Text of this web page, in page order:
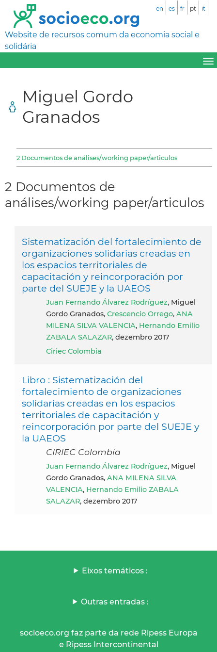
Website de recursos comum da economia social e
solidária
en es fr pt it
Miguel Gordo
Granados
2 Documentos de análises/working paper/articulos
2 Documentos de
análises/working paper/articulos
Sistematización del fortalecimiento de
organizaciones solidarias creadas en
los espacios territoriales de
capacitación y reincorporación por
parte del SUEJE y la UAEOS
Juan Fernando Álvarez Rodríguez, Miguel
Gordo Granados, Crescencio Orrego, ANA
MILENA SILVA VALENCIA, Hernando Emilio
ZABALA SALAZAR, dezembro 2017
Ciriec Colombia
Libro : Sistematización del
fortalecimiento de organizaciones
solidarias creadas en los espacios
territoriales de capacitación y
reincorporación por parte del SUEJE y
la UAEOS
CIRIEC Colombia
Juan Fernando Álvarez Rodríguez, Miguel
Gordo Granados, ANA MILENA SILVA
VALENCIA, Hernando Emilio ZABALA
SALAZAR, dezembro 2017
Eixos temáticos :
Outras entradas :
socioeco.org faz parte da rede Ripess Europa
e Ripess Intercontinental